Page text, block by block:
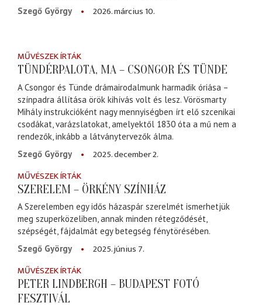
Szegő György
2026. március 10.
MŰVÉSZEK ÍRTÁK
TÜNDÉRPALOTA, MA – CSONGOR ÉS TÜNDE
A Csongor és Tünde drámairodalmunk harmadik óriása –
színpadra állítása örök kihívás volt és lesz. Vörösmarty
Mihály instrukcióként nagy mennyiségben írt elő szcenikai
csodákat, varázslatokat, amelyektől 1830 óta a mű nem a
rendezők, inkább a látványtervezők álma.
Szegő György
2025. december 2.
MŰVÉSZEK ÍRTÁK
SZERELEM – ÖRKÉNY SZÍNHÁZ
A Szerelemben egy idős házaspár szerelmét ismerhetjük
meg szuperközeliben, annak minden rétegződését,
szépségét, fájdalmát egy betegség fénytörésében.
Szegő György
2025. június 7.
MŰVÉSZEK ÍRTÁK
PETER LINDBERGH – BUDAPEST FOTÓ
FESZTIVÁL